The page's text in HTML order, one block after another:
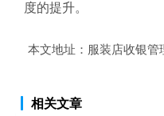
度的提升。
本文地址： 服装店收银
相关文章